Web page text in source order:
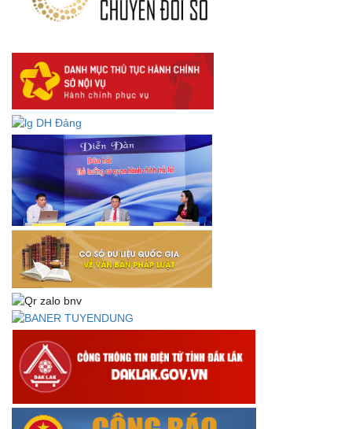
Góp ý dự thảo Thông tư quy định nghiệp vụ lưu trữ tài liệu
DANH SÁCH HỒ SƠ CÁN BỘ ĐI B TỈNH ĐĂK LẮK -
Lấy ý kiến dự thảo Quyết định quy phạm pháp luật quy
định về thành lập, tổ chức và hoạt động của tổ chức phối
Thông báo về việc tải biểu mẫu báo cáo kết quả 06 năm
thực hiện Nghị quyết số 18-NQ/TW và Nghị quyết số 19-
NQ/TW
Thư chúc mừng của Bộ trưởng Bộ Nội vụ nhân dịp kỷ
niệm 78 năm Ngày thành lập Bộ Nội vụ, Ngày truyền
thống ngành Tổ chức nhà nước (28/8/1945-28/8/2023)
Thông báo về việc đăng tải Bộ câu hỏi và gợi ý trả lời Hội
thi dân vận khéo năm 2023